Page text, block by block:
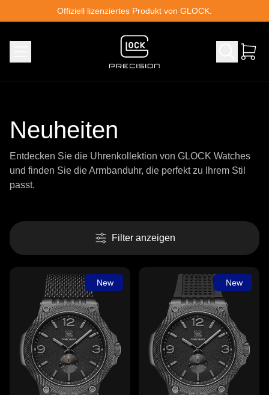
Skip to contentOffiziell lizenziertes Produkt von GLOCK.
Neuheiten
Entdecken Sie die Uhrenkollektion von GLOCK Watches
und finden Sie die Armbanduhr, die perfekt zu Ihrem Stil
passt.
Filter anzeigen
New New